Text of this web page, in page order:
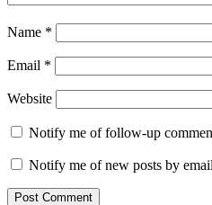
Name *
Email *
Website
Notify me of follow-up
Notify me of new posts by